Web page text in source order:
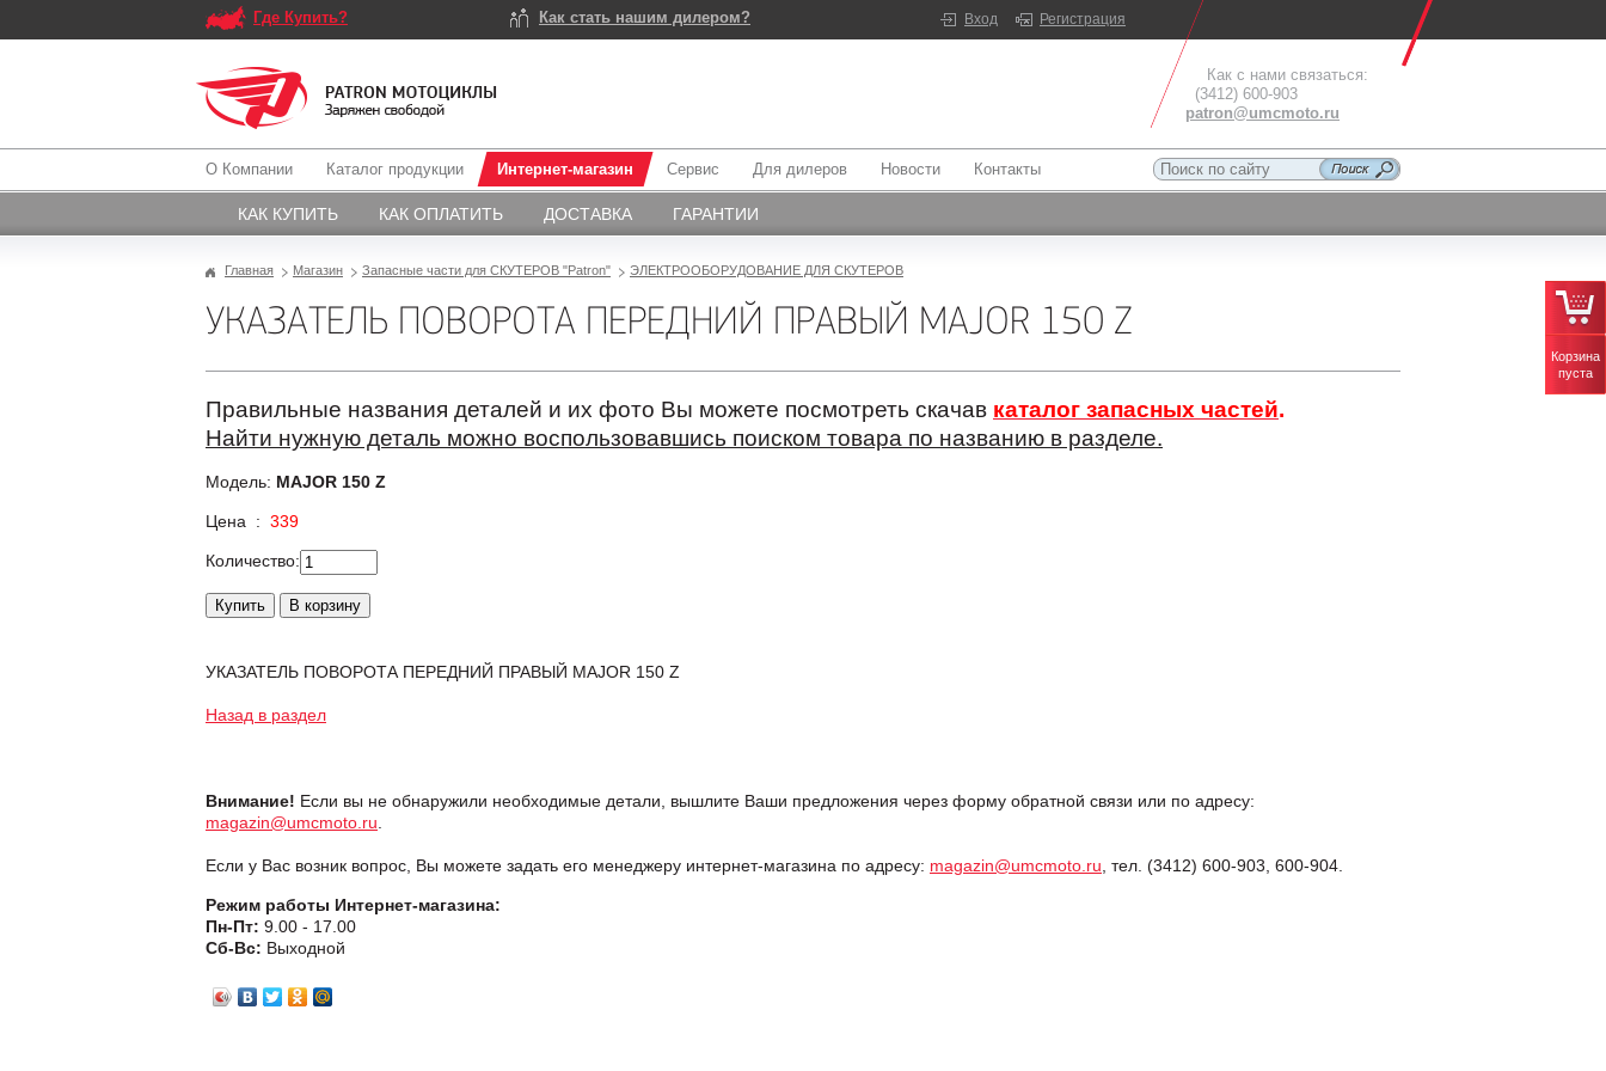
Вход Регистрация
Где Купить? Как стать нашим дилером?
Как с нами связаться:
(3412) 600-903
patron@umcmoto.ru
О Компании Каталог продукции Интернет-магазин
КАК КУПИТЬ КАК ОПЛАТИТЬ ДОСТАВКА ГАРАНТИИ
Сервис Для дилеров Новости Контакты
Корзина
пуста
Главная Магазин Запасные части для СКУТЕРОВ "Patron" ЭЛЕКТРООБОРУДОВАНИЕ ДЛЯ СКУТЕРОВ
УКАЗАТЕЛЬ ПОВОРОТА ПЕРЕДНИЙ ПРАВЫЙ MAJOR 150 Z
Правильные названия деталей и их фото Вы можете посмотреть скачав каталог запасных частей.
Найти нужную деталь можно воспользовавшись поиском товара по названию в разделе.
Модель: MAJOR 150 Z
Цена : 339
Количество:
УКАЗАТЕЛЬ ПОВОРОТА ПЕРЕДНИЙ ПРАВЫЙ MAJOR 150 Z
Назад в раздел
Внимание! Если вы не обнаружили необходимые детали, вышлите Ваши предложения через форму обратной связи или по адресу:
magazin@umcmoto.ru
Если у Вас возник вопрос, Вы можете задать его менеджеру интернет-магазина по адресу: magazin@umcmoto.ru , тел. (3412) 600-903, 600-904.
Режим работы Интернет-магазина:
Пн-Пт: 9.00 - 17.00
Сб-Вс: Выходной